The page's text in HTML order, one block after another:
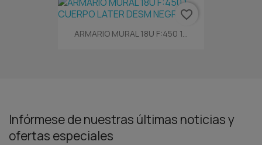
ARMARIO MURAL 18U F:450 1...
favorite_border
Infórmese de nuestras últimas noticias y
ofertas especiales